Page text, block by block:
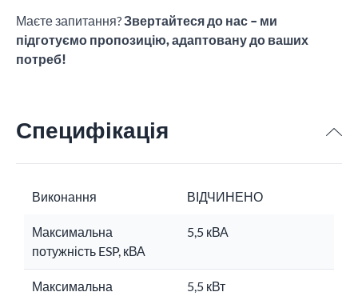
Маєте запитання?Звертайтеся до нас – ми
підготуємо пропозицію, адаптовану до ваших
потреб!
Специфікація
Виконання ВІДЧИНЕНО
Максимальна
потужність ESP, кВА
5,5 кВА
Максимальна
5,5 кВт